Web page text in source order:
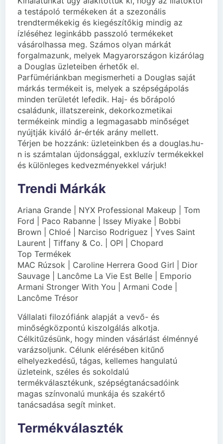
a testápoló termékeken át a szezonális
trendtermékekig és kiegészítőkig mindig az
ízléséhez leginkább passzoló termékeket
vásárolhassa meg. Számos olyan márkát
forgalmazunk, melyek Magyarországon kizárólag
a Douglas üzleteiben érhetők el.
Parfümériánkban megismerheti a Douglas saját
márkás termékeit is, melyek a szépségápolás
minden területét lefedik. Haj- és bőrápoló
családunk, illatszereink, dekorkozmetikai
termékeink mindig a legmagasabb minőséget
nyújtják kiváló ár-érték arány mellett.
Térjen be hozzánk: üzleteinkben és a douglas.hu-
n is számtalan újdonsággal, exkluzív termékekkel
és különleges kedvezményekkel várjuk!
Trendi Márkák
Ariana Grande | NYX Professional Makeup | Tom
Ford | Paco Rabanne | Issey Miyake | Bobbi
Brown | Chloé | Narciso Rodriguez | Yves Saint
Laurent | Tiffany & Co. | OPI | Chopard
Top Termékek
MAC Rúzsok | Caroline Herrera Good Girl | Dior
Sauvage | Lancôme La Vie Est Belle | Emporio
Armani Stronger With You | Armani Code |
Lancôme Trésor
Vállalati filozófiánk alapját a vevő- és
minőségközpontú kiszolgálás alkotja.
Célkitűzésünk, hogy minden vásárlást élménnyé
varázsoljunk. Célunk elérésében kitűnő
elhelyezkedésű, tágas, kellemes hangulatú
üzleteink, széles és sokoldalú
termékválasztékunk, szépségtanácsadóink
magas színvonalú munkája és szakértő
tanácsadása segít minket.
Termékválaszték